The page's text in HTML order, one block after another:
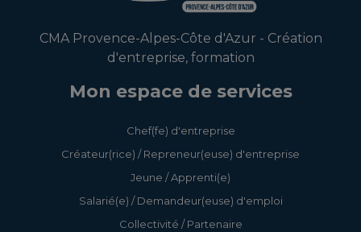
CMA Provence-Alpes-Côte d'Azur - Création
d'entreprise, formation
Mon espace de services
Chef(fe) d'entreprise
Créateur(rice) / Repreneur(euse) d'entreprise
Jeune / Apprenti(e)
Salarié(e) / Demandeur(euse) d'emploi
Collectivité / Partenaire